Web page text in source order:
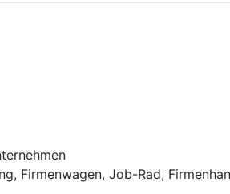
Firmenwagen, Job-Rad,